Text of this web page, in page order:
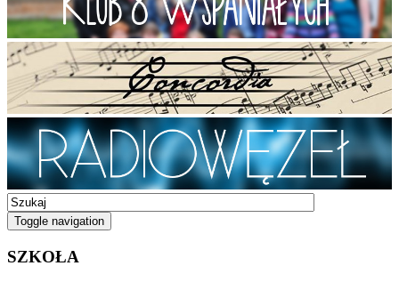
Toggle navigation
SZKOŁA